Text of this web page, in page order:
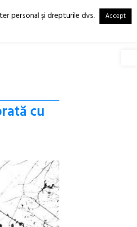
RO
EN
cu
personal şi drepturile dvs. Accept